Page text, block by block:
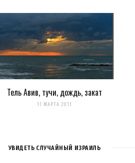
о новых комментариях. А можно просто
Тель Авив, тучи, дождь, закат
11 МАРТА 2011
УВИДЕТЬ СЛУЧАЙНЫЙ ИЗРАИЛЬ